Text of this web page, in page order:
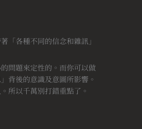
「各種不同的信念和雜訊」
問題來定性的。而你可以做
背後的意識及意圖所影響。
所以千萬別打錯重點了。